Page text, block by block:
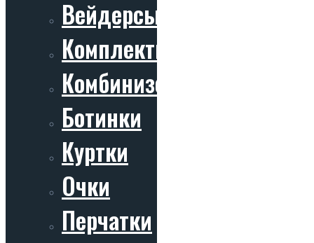
Вейдерсы
Комплекты
Комбинизоны
Ботинки
Куртки
Очки
Перчатки